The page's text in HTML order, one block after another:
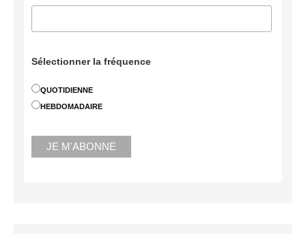
Sélectionner la fréquence
QUOTIDIENNE
HEBDOMADAIRE